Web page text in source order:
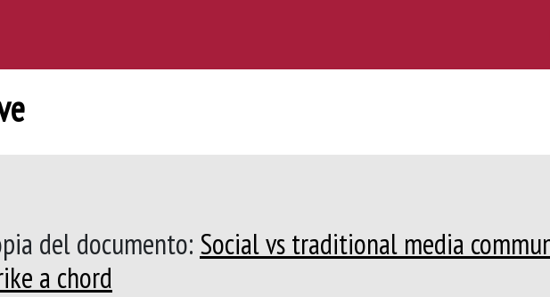
del documento: Social vs traditional media
a chord